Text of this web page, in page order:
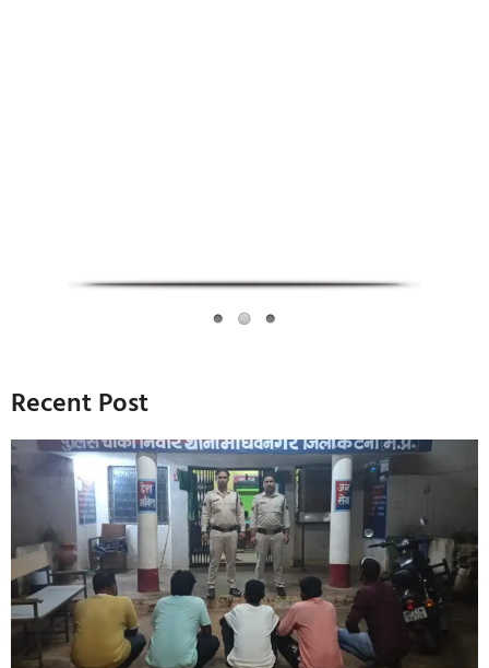
Recent Post